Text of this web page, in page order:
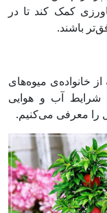
کمک کند تا در
باشند.
خانواده‌ی میوه‌های
شرایط آب و هوایی
را معرفی می‌کنیم.